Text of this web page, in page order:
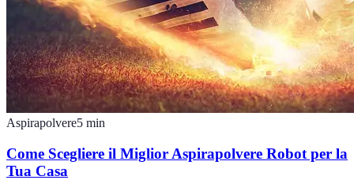
Aspirapolvere5 min
Come Scegliere il Miglior Aspirapolvere Robot per la
Tua Casa